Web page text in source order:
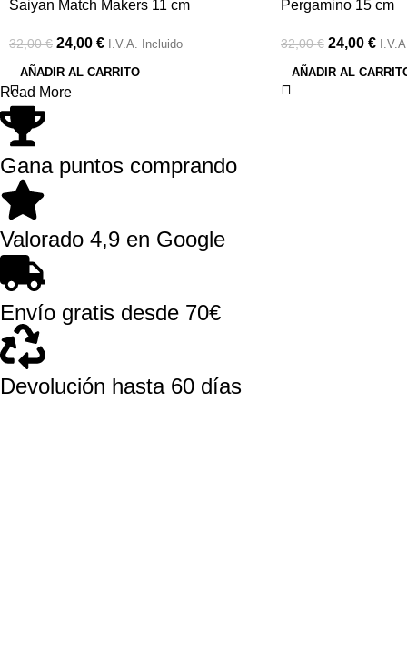
Saiyan Match Makers 11 cm
32,00€ 24,00 € I.V.A. Incluido
AÑADIR AL CARRITO
Pergamino 15 cm
32,00€ 24,00 €
AÑADIR AL
Read More
Gana puntos comprando
Valorado 4,9 en Google
Envío gratis desde 70€
Devolución hasta 60 días